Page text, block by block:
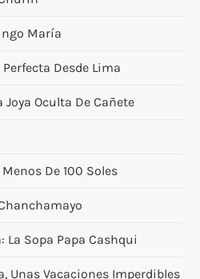
María
Desde Lima
Joya Oculta De Cañete
De 100 Soles
Sopa Papa Cashqui
Unas Vacaciones Imperdibles